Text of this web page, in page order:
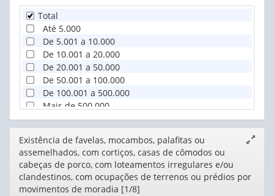
Total
Até 5.000
De 5.001 a 10.000
De 10.001 a 20.000
De 20.001 a 50.000
De 50.001 a 100.000
De 100.001 a 500.000
Mais de 500.000
Editor
Existência de favelas, mocambos, palafitas ou
assemelhados, com cortiços, casas de cômodos ou
cabeças de porco, com loteamentos irregulares e/ou
clandestinos, com ocupações de terrenos ou prédios por
movimentos de moradia [1/8]